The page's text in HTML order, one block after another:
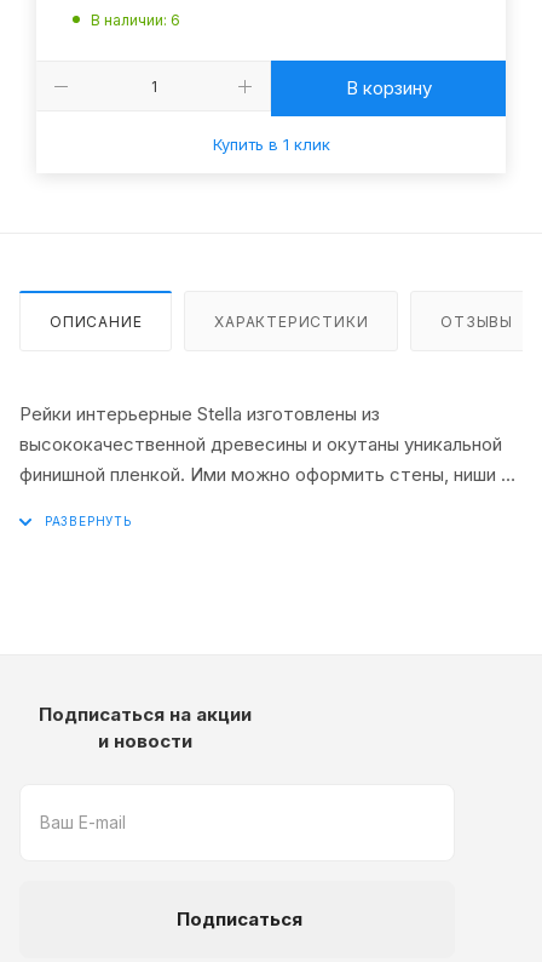
В наличии: 6
В корзину
Купить в 1 клик
ОПИСАНИЕ ХАРАКТЕРИСТИКИ ОТЗЫВЫ
Рейки интерьерные Stella изготовлены из
высококачественной древесины и окутаны уникальной
финишной пленкой. Ими можно оформить стены, ниши и
Подписаться на акции
и новости
Подписаться